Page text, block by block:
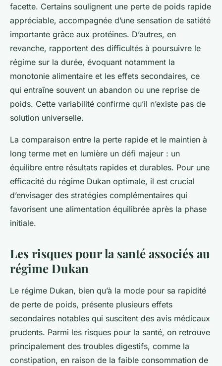
facette. Certains soulignent une perte de poids rapide
appréciable, accompagnée d’une sensation de satiété
importante grâce aux protéines. D’autres, en
revanche, rapportent des difficultés à poursuivre le
régime sur la durée, évoquant notamment la
monotonie alimentaire et les effets secondaires, ce
qui entraîne souvent un abandon ou une reprise de
poids. Cette variabilité confirme qu’il n’existe pas de
solution universelle.
La comparaison entre la perte rapide et le maintien à
long terme met en lumière un défi majeur : un
équilibre entre résultats rapides et durables. Pour une
efficacité du régime Dukan optimale, il est crucial
d’envisager des stratégies complémentaires qui
favorisent une alimentation équilibrée après la phase
initiale.
Les risques pour la santé associés au
régime Dukan
Le régime Dukan, bien qu’à la mode pour sa rapidité
de perte de poids, présente plusieurs effets
secondaires notables qui suscitent des avis médicaux
prudents. Parmi les risques pour la santé, on retrouve
principalement des troubles digestifs, comme la
constipation, en raison de la faible consommation de